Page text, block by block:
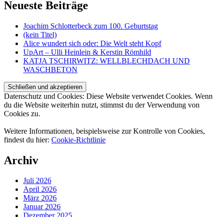
Neueste Beiträge
Joachim Schlotterbeck zum 100. Geburtstag
(kein Titel)
Alice wundert sich oder: Die Welt steht Kopf
UpArt – Ulli Heinlein & Kerstin Römhild
KATJA TSCHIRWITZ: WELLBLECHDACH UND
WASCHBETON
Datenschutz und Cookies: Diese Website verwendet Cookies. Wenn
du die Website weiterhin nutzt, stimmst du der Verwendung von
Cookies zu.
Weitere Informationen, beispielsweise zur Kontrolle von Cookies,
findest du hier: Cookie-Richtlinie
Archiv
Juli 2026
April 2026
März 2026
Januar 2026